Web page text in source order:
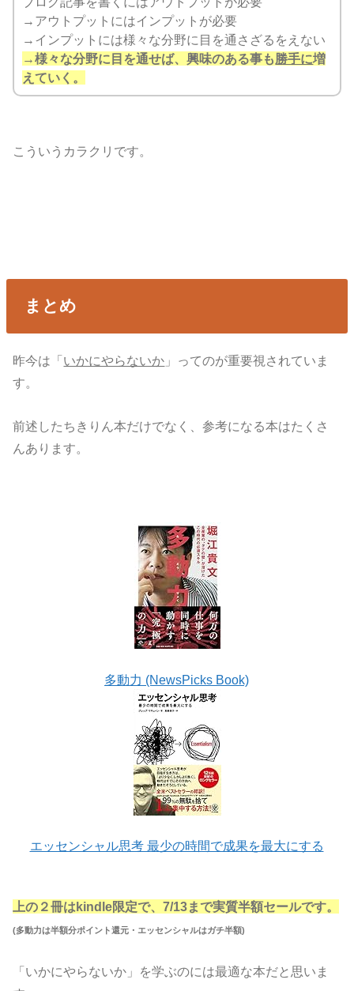
→アウトプットにはインプットが必要
→インプットには様々な分野に目を通さざるをえない
→様々な分野に目を通せば、興味のある事も勝手に増
えていく。
こういうカラクリです。
まとめ
昨今は「 いかにやらないか 」ってのが重要視されていま
す。
前述したちきりん本だけでなく、参考になる本はたくさ
んあります。
多動力 (NewsPicks Book)
エッセンシャル思考 最少の時間で成果を最大にする
上の２冊はkindle限定で、7/13まで実質半額セールです。
(多動力は半額分ポイント還元・エッセンシャルはガチ半額)
「いかにやらないか」を学ぶのには最適な本だと思いま